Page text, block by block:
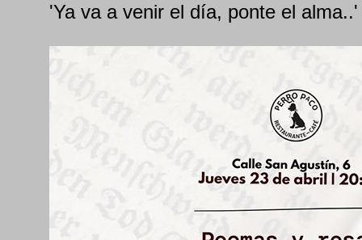
'Ya va a venir el día, ponte el alma..'